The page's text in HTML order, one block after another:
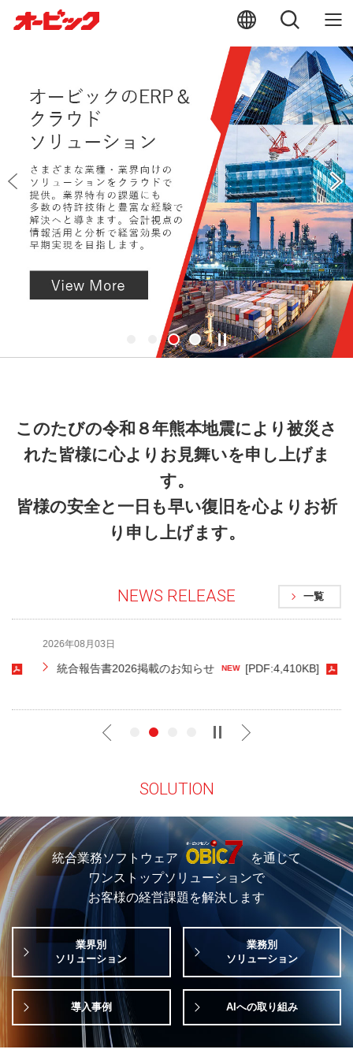
このたびの令和８年熊本地震により被災さ
れた皆様に心よりお見舞いを申し上げま
す。
皆様の安全と一日も早い復旧を心よりお祈
り申し上げます。
NEWS RELEASE 一覧
2026年08月03日
統合報告書2026掲載のお知らせ NEW [PDF:4,410KB]
SOLUTION
統合業務ソフトウェア
を通じて
ワンストップソリューションで
お客様の経営課題を解決します
業界別
ソリューション
業務別
ソリューション
導入事例 AIへの取り組み